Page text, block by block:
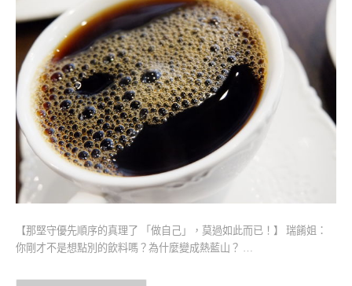
【那堅守優先順序的真理了 「做自己」，莫過如此而已！】 瑞餚姐：
你剛才不是想點別的飲料嗎？為什麼變成熱藍山？ …